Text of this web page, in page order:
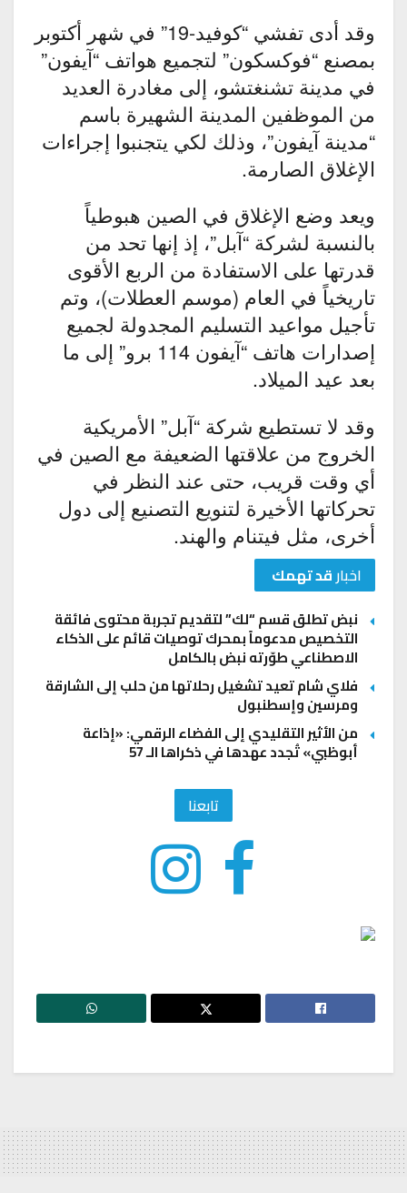
وقد أدى تفشي “كوفيد-19” في شهر أكتوبر
بمصنع “فوكسكون” لتجميع هواتف “آيفون”
في مدينة تشنغتشو، إلى مغادرة العديد
من الموظفين المدينة الشهيرة باسم
“مدينة آيفون”، وذلك لكي يتجنبوا إجراءات
الإغلاق الصارمة.
ويعد وضع الإغلاق في الصين هبوطياً
بالنسبة لشركة “آبل”، إذ إنها تحد من
قدرتها على الاستفادة من الربع الأقوى
تاريخياً في العام (موسم العطلات)، وتم
تأجيل مواعيد التسليم المجدولة لجميع
إصدارات هاتف “آيفون 114 برو” إلى ما
بعد عيد الميلاد.
وقد لا تستطيع شركة “آبل” الأمريكية
الخروج من علاقتها الضعيفة مع الصين في
أي وقت قريب، حتى عند النظر في
تحركاتها الأخيرة لتنويع التصنيع إلى دول
أخرى، مثل فيتنام والهند.
اخبارقد تهمك
نبض تطلق قسم “لك” لتقديم تجربة محتوى فائقة
التخصيص مدعوماً بمحرك توصيات قائم على الذكاء
الاصطناعي طوّرته نبض بالكامل
فلاي شام تعيد تشغيل رحلاتها من حلب إلى الشارقة
ومرسين وإسطنبول
من الأثير التقليدي إلى الفضاء الرقمي: «إذاعة
أبوظبي» تُجدد عهدها في ذكراها الـ 57
تابعنا